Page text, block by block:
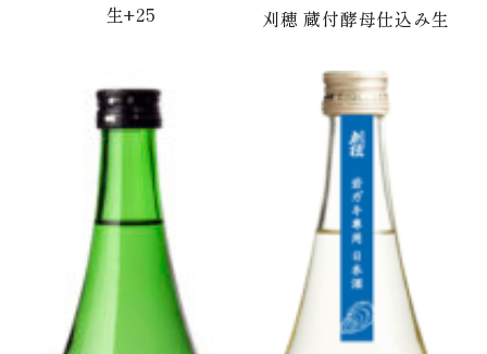
生+25 刈穂 蔵付酵母仕込み生